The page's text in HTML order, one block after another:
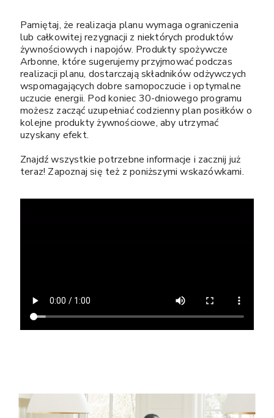
Pamiętaj, że realizacja planu wymaga ograniczenia
lub całkowitej rezygnacji z niektórych produktów
żywnościowych i napojów. Produkty spożywcze
Arbonne, które sugerujemy przyjmować podczas
realizacji planu, dostarczają składników odżywczych
wspomagających dobre samopoczucie i optymalne
uczucie energii. Pod koniec 30-dniowego programu
możesz zacząć uzupełniać codzienny plan posiłków o
kolejne produkty żywnościowe, aby utrzymać
uzyskany efekt.
Znajdź wszystkie potrzebne informacje i zacznij już
teraz! Zapoznaj się też z poniższymi wskazówkami.